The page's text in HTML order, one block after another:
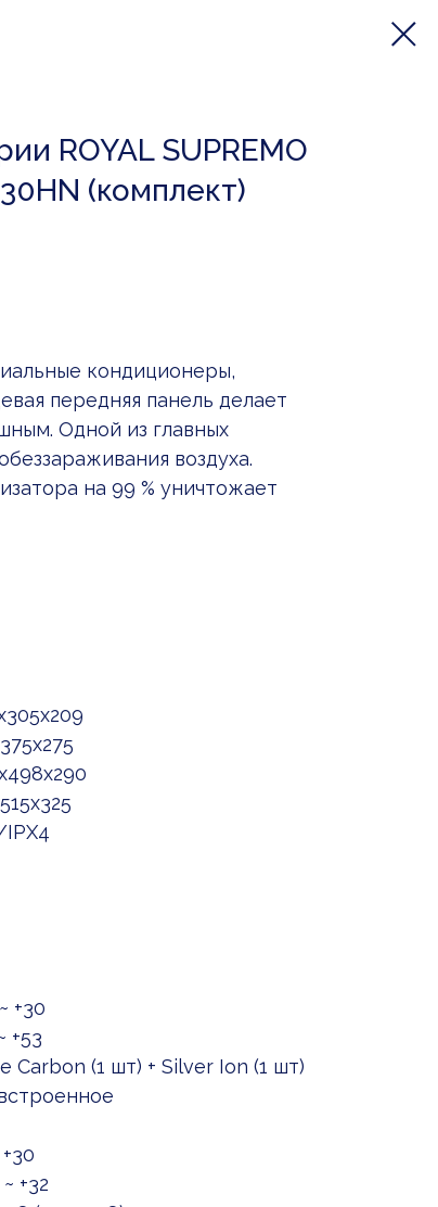
ROYAL SUPREMO
(комплект)
кондиционеры,
передняя панель делает
Одной из главных
воздуха.
на 99 % уничтожает
+30
+53
(1 шт) + Silver Ion (1 шт)
+32